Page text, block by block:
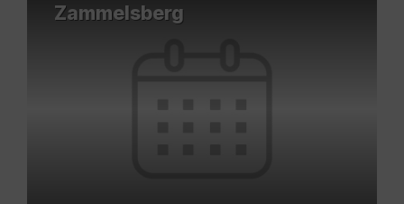
Zammelsberg